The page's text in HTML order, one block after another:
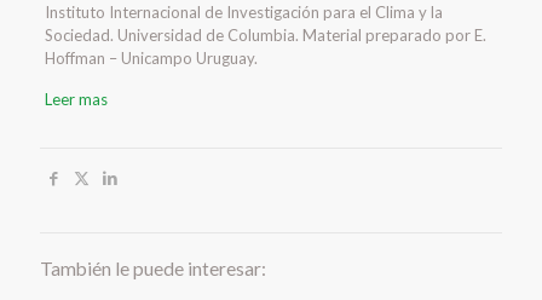
Instituto Internacional de Investigación para el Clima y la
Sociedad. Universidad de Columbia. Material preparado por E.
Hoffman – Unicampo Uruguay.
Leer mas
También le puede interesar: